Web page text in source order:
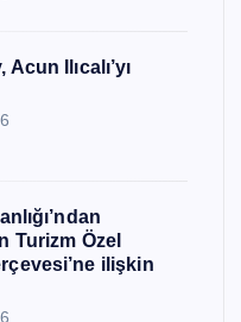
Ilıcalı’yı
Turizm Özel
ilişkin